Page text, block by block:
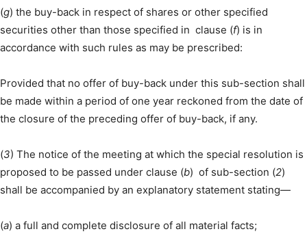
(g) the buy-back in respect of shares or other specified
securities other than those specified in clause (f) is in
accordance with such rules as may be prescribed:
Provided that no offer of buy-back under this sub-section shall
be made within a period of one year reckoned from the date of
the closure of the preceding offer of buy-back, if any.
(3) The notice of the meeting at which the special resolution is
proposed to be passed under clause (b) of sub-section (2)
shall be accompanied by an explanatory statement stating—
(a) a full and complete disclosure of all material facts;